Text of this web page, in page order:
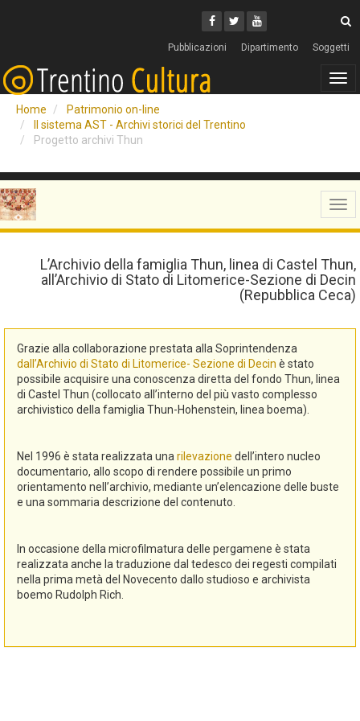
Facebook
Twitter
Youtube
Pubblicazioni Dipartimento Soggetti
Home
Patrimonio on-line
Il sistema AST - Archivi storici del Trentino
Progetto archivi Thun
L’Archivio della famiglia Thun, linea di Castel Thun,
all’Archivio di Stato di Litomerice-Sezione di Decin
(Repubblica Ceca)
Grazie alla collaborazione prestata alla Soprintendenza
dall’Archivio di Stato di Litomerice- Sezione di Decin è stato
possibile acquisire una conoscenza diretta del fondo Thun, linea
di Castel Thun (collocato all’interno del più vasto complesso
archivistico della famiglia Thun-Hohenstein, linea boema).
Nel 1996 è stata realizzata una rilevazione dell’intero nucleo
documentario, allo scopo di rendere possibile un primo
orientamento nell’archivio, mediante un’elencazione delle buste
e una sommaria descrizione del contenuto.
In occasione della microfilmatura delle pergamene è stata
realizzata anche la traduzione dal tedesco dei regesti compilati
nella prima metà del Novecento dallo studioso e archivista
boemo Rudolph Rich.